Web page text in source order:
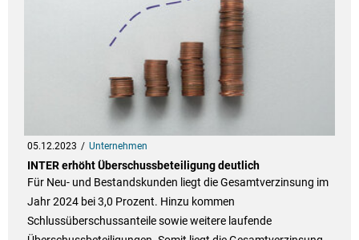
05.12.2023 Unternehmen
INTER erhöht Überschussbeteiligung deutlich
Für Neu- und Bestandskunden liegt die Gesamtverzinsung im
Jahr 2024 bei 3,0 Prozent. Hinzu kommen
Schlussüberschussanteile sowie weitere laufende